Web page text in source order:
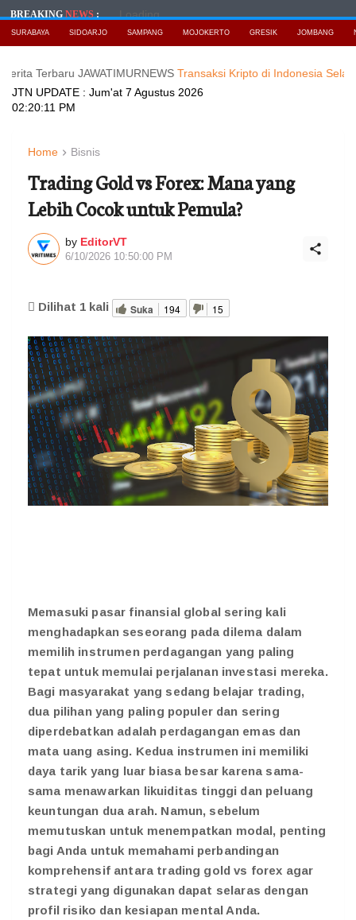
BREAKINGNEWS: Loading...
SURABAYA SIDOARJO SAMPANG MOJOKERTO GRESIK JOMBANG
JAWATIMURNEWSTransaksi Kripto di Indonesia Selalu Tembus
JTN UPDATE : Jum'at 7 Agustus 2026
02:20:12 PM
Home Bisnis
Trading Gold vs Forex: Mana yang
Lebih Cocok untuk Pemula?
by EditorVT
6/10/2026 10:50:00 PM
Dilihat 1 kali Suka 194 15
Memasuki pasar finansial global sering kali
menghadapkan seseorang pada dilema dalam
memilih instrumen perdagangan yang paling
tepat untuk memulai perjalanan investasi mereka.
Bagi masyarakat yang sedang belajar trading,
dua pilihan yang paling populer dan sering
diperdebatkan adalah perdagangan emas dan
mata uang asing. Kedua instrumen ini memiliki
daya tarik yang luar biasa besar karena sama-
sama menawarkan likuiditas tinggi dan peluang
keuntungan dua arah. Namun, sebelum
memutuskan untuk menempatkan modal, penting
bagi Anda untuk memahami perbandingan
komprehensif antara trading gold vs forex agar
strategi yang digunakan dapat selaras dengan
profil risiko dan kesiapan mental Anda.